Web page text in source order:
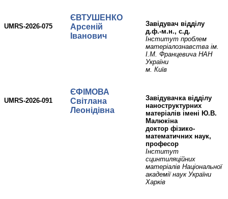
UMRS-2026-075
ЄВТУШЕНКО
Арсеній
Іванович
завідувач відділу
д.ф.-м.н., с.д.
Інститут проблем
матеріалознавства ім.
І.М. Францевича НАН
України
м. Київ
UMRS-2026-091
ЄФІМОВА
Світлана
Леонідівна
завідувачка відділу
наноструктурних
матеріалів імені Ю.В.
Малюкіна
доктор фізико-
математичних наук,
професор
Інститут
сцинтиляційних
матеріалів Національної
академії наук України
Харків